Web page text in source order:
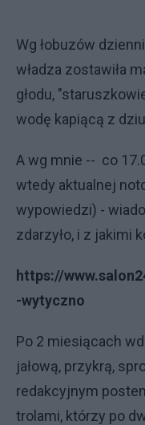
Wg łobuzów
władza zostawiła
głodu,
wodę kapiącą z
A wg mnie -- co
wtedy aktualnej
wypowiedzi) -
zdarzyło, i z jakimi
https://
-wytyczno
Po 2 miesiącach
jałową, przykrą,
redakcyjnym
trolami, którzy po